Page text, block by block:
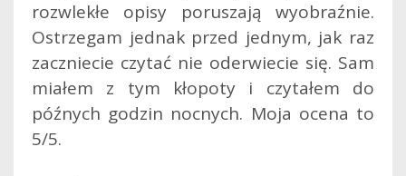
rozwlekłe opisy poruszają wyobraźnie.
Ostrzegam jednak przed jednym, jak raz
zaczniecie czytać nie oderwiecie się. Sam
miałem z tym kłopoty i czytałem do
późnych godzin nocnych. Moja ocena to
5/5.